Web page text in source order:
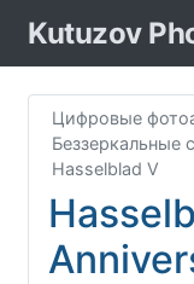
Kutuzov
Цифровые
Беззеркальные
Hasselblad V